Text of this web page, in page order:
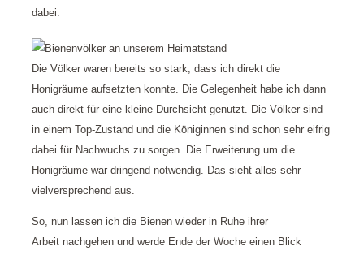
dabei.
Die Völker waren bereits so stark, dass ich direkt die
Honigräume aufsetzten konnte. Die Gelegenheit habe ich dann
auch direkt für eine kleine Durchsicht genutzt. Die Völker sind
in einem Top-Zustand und die Königinnen sind schon sehr eifrig
dabei für Nachwuchs zu sorgen. Die Erweiterung um die
Honigräume war dringend notwendig. Das sieht alles sehr
vielversprechend aus.
So, nun lassen ich die Bienen wieder in Ruhe ihrer
Arbeit nachgehen und werde Ende der Woche einen Blick